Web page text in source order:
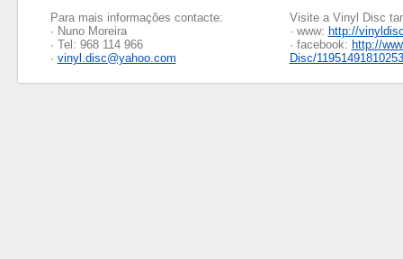
Para mais informações contacte:
· Nuno Moreira
· Tel: 968 114 966
· vinyl.disc@yahoo.com
Visite a Vinyl Disc
· www: http://
· facebook: http://
Disc/